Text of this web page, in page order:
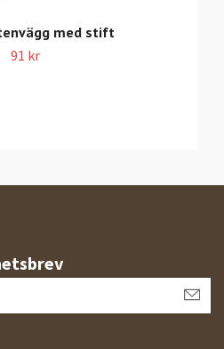
med stift
91 kr